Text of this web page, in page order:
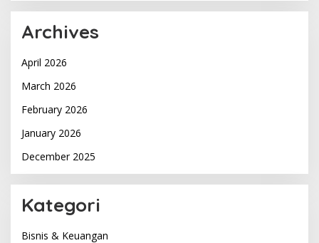
Archives
April 2026
March 2026
February 2026
January 2026
December 2025
Kategori
Bisnis & Keuangan